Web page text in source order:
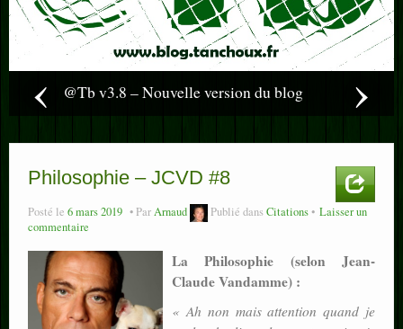
@Tb v3.8 – Nouvelle version du blog
‹ ›
Philosophie – JCVD #8
Posté le 6 mars 2019 ParArnaud Publié dansCitations
Laisser un
commentaire
La Philosophie (selon Jean-
Claude Vandamme) :
« Ah non mais attention quand je